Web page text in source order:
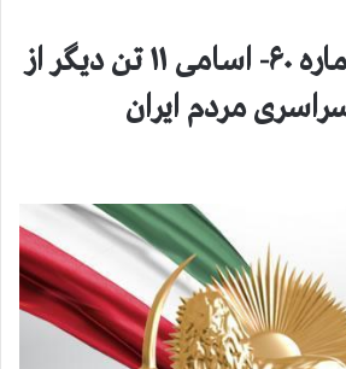
قیام ایران – شماره ۶۰- اسامی ۱۱ تن دیگر از
مردم ایران